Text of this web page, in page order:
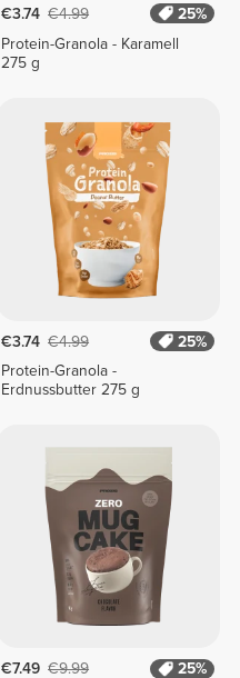
€3.74 €4.99
25%
Protein-Granola - Karamell
275 g
€3.74 €4.99
25%
Protein-Granola -
Erdnussbutter 275 g
€7.49 €9.99 25%